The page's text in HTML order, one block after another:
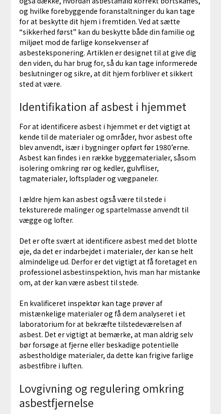
og hvilke forebyggende foranstaltninger du kan tage
for at beskytte dit hjem i fremtiden. Ved at sætte
“sikkerhed først” kan du beskytte både din familie og
miljøet mod de farlige konsekvenser af
asbesteksponering. Artiklen er designet til at give dig
den viden, du har brug for, så du kan tage informerede
beslutninger og sikre, at dit hjem forbliver et sikkert
sted at være.
Identifikation af asbest i hjemmet
For at identificere asbest i hjemmet er det vigtigt at
kende til de materialer og områder, hvor asbest ofte
blev anvendt, især i bygninger opført før 1980’erne.
Asbest kan findes i en række byggematerialer, såsom
isolering omkring rør og kedler, gulvfliser,
tagmaterialer, loftsplader og vægpaneler.
I ældre hjem kan asbest også være til stede i
teksturerede malinger og spartelmasse anvendt til
vægge og lofter.
Det er ofte svært at identificere asbest med det blotte
øje, da det er indarbejdet i materialer, der kan se helt
almindelige ud. Derfor er det vigtigt at få foretaget en
professionel asbestinspektion, hvis man har mistanke
om, at der kan være asbest til stede.
En kvalificeret inspektør kan tage prøver af
mistænkelige materialer og få dem analyseret i et
laboratorium for at bekræfte tilstedeværelsen af
asbest. Det er vigtigt at bemærke, at man aldrig selv
bør forsøge at fjerne eller beskadige potentielle
asbestholdige materialer, da dette kan frigive farlige
asbestfibre i luften.
Lovgivning og regulering omkring
asbestfjernelse